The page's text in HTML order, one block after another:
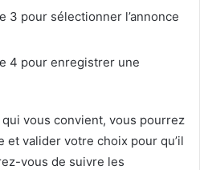
3 pour sélectionner l’annonce
4 pour enregistrer une
vous convient, vous pourrez
valider votre choix pour qu’il
vous de suivre les